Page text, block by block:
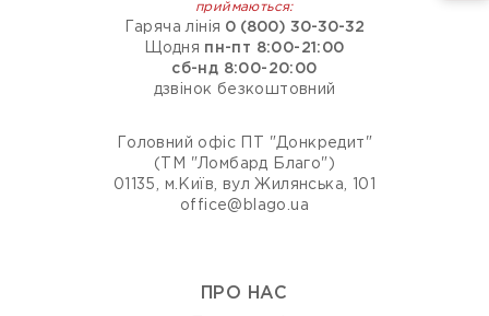
приймаються:
Гаряча лінія 0 (800) 30-30-32
Щодня пн-пт 8:00-21:00
сб-нд 8:00-20:00
дзвінок безкоштовний
Головний офіс ПТ "Донкредит"
(ТМ "Ломбард Благо")
01135, м.Київ, вул Жилянська, 101
office@blago.ua
ПРО НАС